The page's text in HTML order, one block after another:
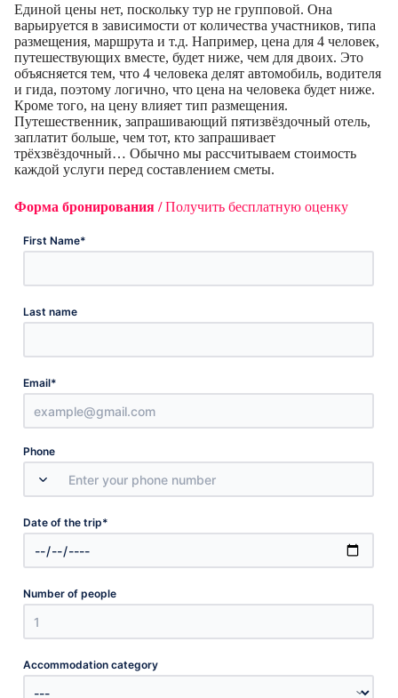
Единой цены нет, поскольку тур не групповой. Она
варьируется в зависимости от количества участников, типа
размещения, маршрута и т.д. Например, цена для 4 человек,
путешествующих вместе, будет ниже, чем для двоих. Это
объясняется тем, что 4 человека делят автомобиль, водителя
и гида, поэтому логично, что цена на человека будет ниже.
Кроме того, на цену влияет тип размещения.
Путешественник, запрашивающий пятизвёздочный отель,
заплатит больше, чем тот, кто запрашивает
трёхзвёздочный… Обычно мы рассчитываем стоимость
каждой услуги перед составлением сметы.
Форма бронирования /Получить бесплатную оценку
First Name*
Last name
Email*
Phone
Date of the trip*
Number of people
Accommodation category